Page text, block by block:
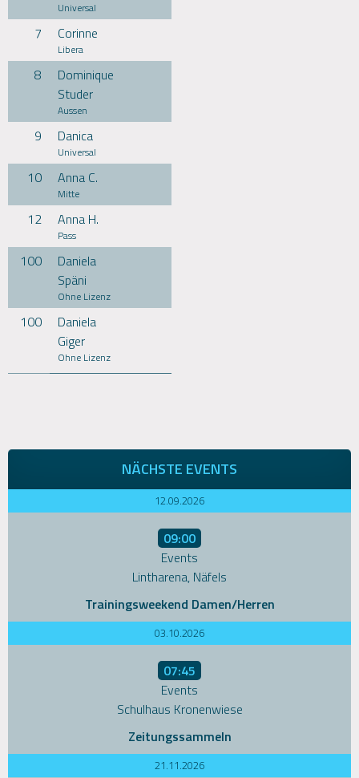
Universal
7 Corinne
Libera
8
Dominique
Studer
Aussen
9 Danica
Universal
10 Anna C.
Mitte
12 Anna H.
Pass
100
Daniela
Späni
Ohne Lizenz
100
Daniela
Giger
Ohne Lizenz
NÄCHSTE EVENTS
12.09.2026
09:00
Events
Lintharena, Näfels
Trainingsweekend Damen/Herren
03.10.2026
07:45
Events
Schulhaus Kronenwiese
Zeitungssammeln
21.11.2026